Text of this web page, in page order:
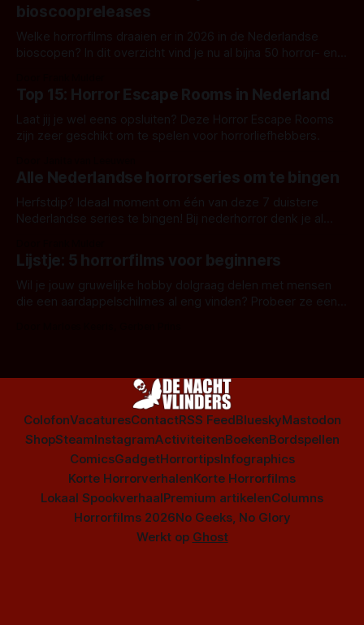
bioscoopreleases
Welke horrorfilms draaien er in 2026 in de Nederlandse
bioscopen? In dit overzicht vind je nu al bijna 50 horror- en
Top 15: Horror Escape Rooms in Nederland
Laat jij je wel eens opsluiten? Deze Horror Escape Rooms
zijn zeer geschikt om te spelen voor horrorliefhebbers.
Alle Nederlandse horrorseries om te bingen
Herfstdip? Ideaal moment om één van deze 7 duistere
Nederlandse series te bingen! Bij nederhorror denk je al
Amsterdamned of The Johnsons. Maar Nederlandse horror
is niet beperkt tot films. Hier een aantal Nederlandse tv-
series uit het duistere of horrorgenre. Als
Lijstje: 5 horrorfilms voor beginners
Wil je jouw gruwelijke hobby dolgraag delen met mensen
die een aardappelschilmes al eng vinden? Probeer ze eens
ColofonVacaturesContactRSS FeedBlueskyMastodon
ShopSteamInstagramActiviteitenBoekenBordspellen
ComicsGadgetHorrortipsInfographics
Korte HorrorverhalenKorte Horrorfilms
Lokaal SpookverhaalPremium artikelenColumns
Horrorfilms 2026No Geeks, No Glory
Werkt op Ghost